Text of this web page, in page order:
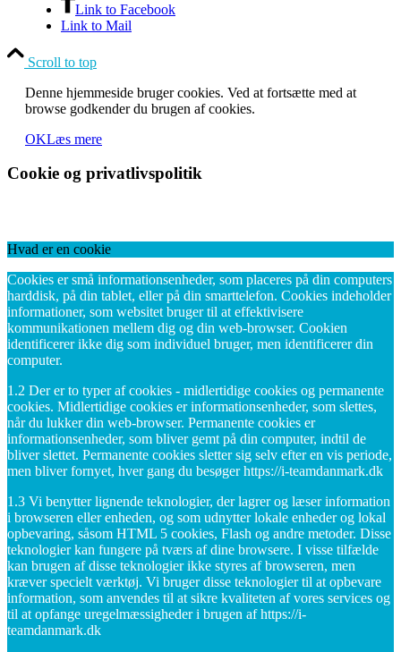
Link to Facebook
Link to Mail
Scroll to top
Denne hjemmeside bruger cookies. Ved at fortsætte med at
browse godkender du brugen af cookies.
OKLæs mere
Cookie og privatlivspolitik
Hvad er en cookie
Cookies er små informationsenheder, som placeres på din computers
harddisk, på din tablet, eller på din smarttelefon. Cookies indeholder
informationer, som websitet bruger til at effektivisere
kommunikationen mellem dig og din web-browser. Cookien
identificerer ikke dig som individuel bruger, men identificerer din
computer.
1.2 Der er to typer af cookies - midlertidige cookies og permanente
cookies. Midlertidige cookies er informationsenheder, som slettes,
når du lukker din web-browser. Permanente cookies er
informationsenheder, som bliver gemt på din computer, indtil de
bliver slettet. Permanente cookies sletter sig selv efter en vis periode,
men bliver fornyet, hver gang du besøger https://i-teamdanmark.dk
1.3 Vi benytter lignende teknologier, der lagrer og læser information
i browseren eller enheden, og som udnytter lokale enheder og lokal
opbevaring, såsom HTML 5 cookies, Flash og andre metoder. Disse
teknologier kan fungere på tværs af dine browsere. I visse tilfælde
kan brugen af disse teknologier ikke styres af browseren, men
kræver specielt værktøj. Vi bruger disse teknologier til at opbevare
information, som anvendes til at sikre kvaliteten af vores services og
til at opfange uregelmæssigheder i brugen af https://i-
teamdanmark.dk